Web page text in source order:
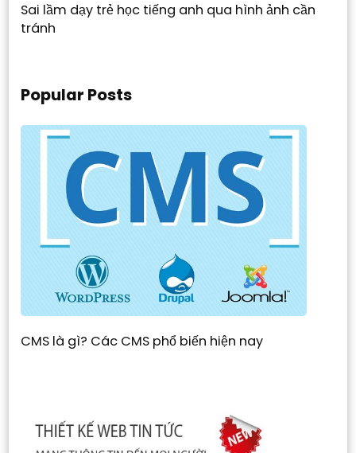
Sai lầm dạy trẻ học tiếng anh qua hình ảnh cần
tránh
Popular Posts
CMS là gì? Các CMS phổ biến hiện nay